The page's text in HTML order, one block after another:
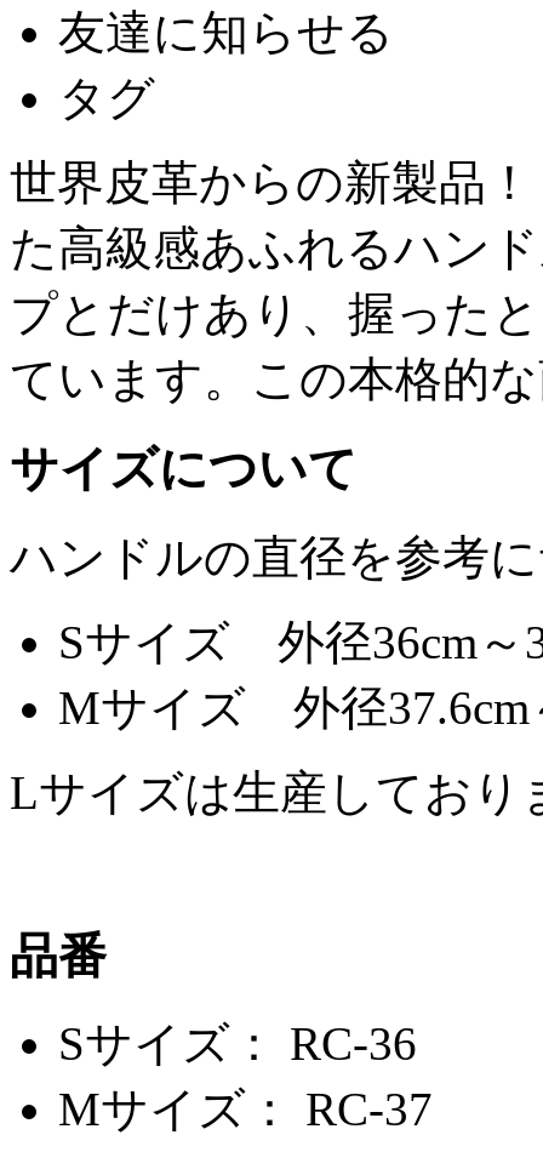
友達に知らせる
タグ
世界皮革からの新製品
た高級感あふれるハン
プとだけあり、握った
ています。この本格的
サイズについて
ハンドルの直径を参考
Sサイズ 外径36cm～
Mサイズ 外径37.6cm
Lサイズは生産しており
品番
Sサイズ： RC-36
Mサイズ： RC-37